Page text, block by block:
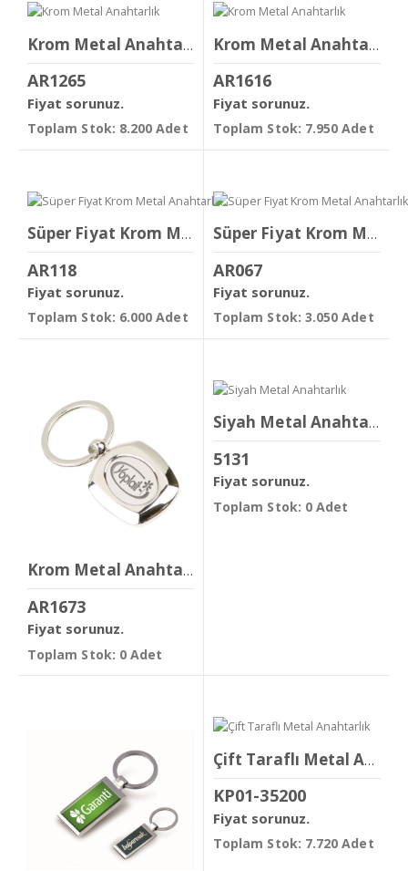
Krom Metal Anahtarlık
AR1265
Fiyat sorunuz.
Toplam Stok: 8.200 Adet
Krom Metal Anahtarlık
AR1616
Fiyat sorunuz.
Toplam Stok: 7.950 Adet
Süper Fiyat Krom Metal Anahtarlık
AR118
Fiyat sorunuz.
Toplam Stok: 6.000 Adet
Süper Fiyat Krom Metal Anahtarlık
AR067
Fiyat sorunuz.
Toplam Stok: 3.050 Adet
Krom Metal Anahtarlık
AR1673
Fiyat sorunuz.
Toplam Stok: 0 Adet
Siyah Metal Anahtarlık
5131
Fiyat sorunuz.
Toplam Stok: 0 Adet
Çift Taraflı Metal Anahtarlık
KP01-35200
Fiyat sorunuz.
Toplam Stok: 7.720 Adet